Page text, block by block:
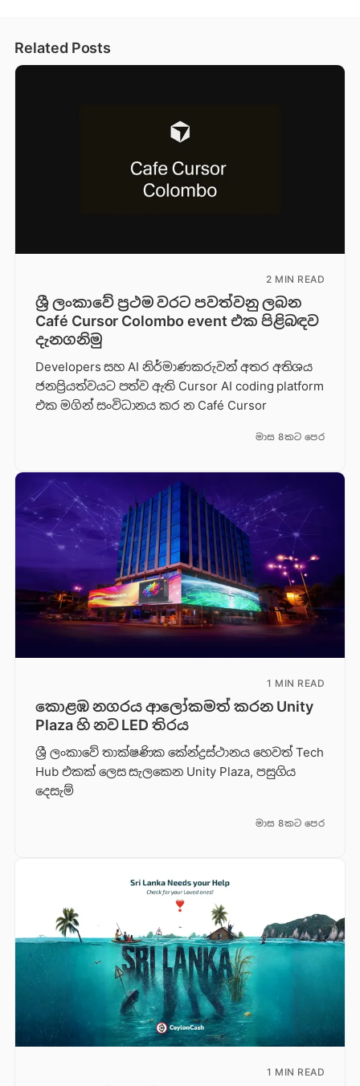
Related Posts
2 MIN READ
ශ්‍රී ලංකාවේ ප්‍රථම වරට පවත්වනු ලබන
Café Cursor Colombo event එක පිළිබඳව
දැනගනිමු
Developers සහ AI නිර්මාණකරුවන් අතර අතිශය
ජනප්‍රියත්වයට පත්ව ඇති Cursor AI coding platform
එක මගින් සංවිධානය කර න Café Cursor
මාස 8කට පෙර
1 MIN READ
කොළඹ නගරය ආලෝකමත් කරන Unity
Plaza හි නව LED තිරය
ශ්‍රී ලංකාවේ තාක්ෂණික කේන්ද්‍රස්ථානය හෙවත් Tech
Hub එකක් ලෙස සැලකෙන Unity Plaza, පසුගිය
දෙසැම්
මාස 8කට පෙර
1 MIN READ